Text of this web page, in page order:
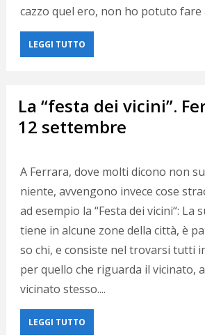
cazzo quel ero, non ho potuto fare
LEGGI TUTTO
La “festa dei vicini”.
12 settembre
A Ferrara, dove molti dicono non
niente, avvengono invece cose
ad esempio la “Festa dei vicini“: La
tiene in alcune zone della città, è
so chi, e consiste nel trovarsi tutti
per quello che riguarda il vicinato,
vicinato stesso....
LEGGI TUTTO